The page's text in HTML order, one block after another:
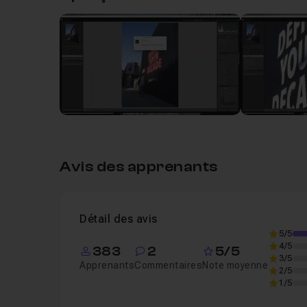
Avis des apprenants
Détail des avis
383
Apprenants
2
Commentaires
5/5
Note moyenne
5/5
4/5
3/5
2/5
1/5